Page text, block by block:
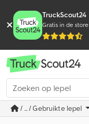
TruckScout24
Gratis in de store
/ ... / Gebruikte lepel